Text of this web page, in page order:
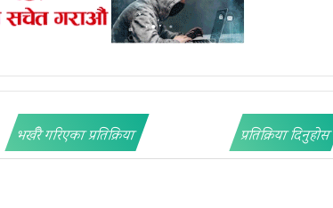
भर्खरै गरिएका प्रतिक्रिया प्रतिक्रिया दिनुहोस